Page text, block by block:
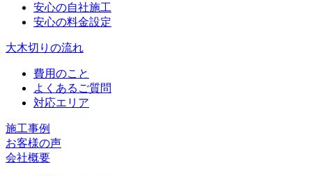
安心の自社施工
安心の料金設定
大木切りの流れ
費用のこと
よくあるご質問
対応エリア
施工事例
お客様の声
会社概要